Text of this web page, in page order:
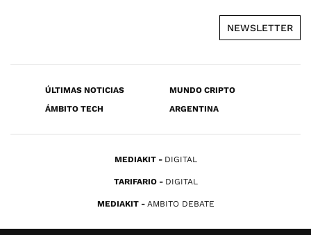
NEWSLETTER
ÚLTIMAS NOTICIAS
MUNDO CRIPTO
ÁMBITO TECH
ARGENTINA
MEDIAKIT DIGITAL
TARIFARIO DIGITAL
MEDIAKIT AMBITO DEBATE